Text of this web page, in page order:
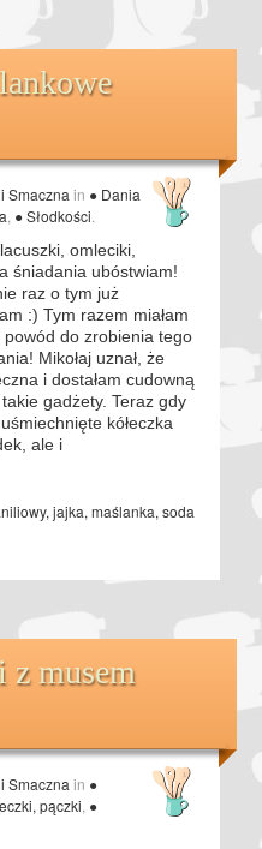
Smaczna in ● Dania
● Słodkości
omleciki,
śniadania ubóstwiam!
raz o tym już
:) Tym razem miałam
powód do zrobienia tego
Mikołaj uznał, że
i dostałam cudowną
gadżety. Teraz gdy
kółeczka
ale i
, jajka, maślanka, soda
z musem
Smaczna in ●
pączki ●